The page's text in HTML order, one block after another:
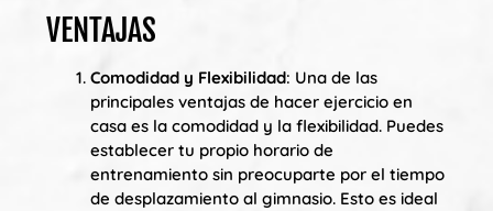
VENTAJAS
Comodidad y Flexibilidad: Una de las
principales ventajas de hacer ejercicio en
casa es la comodidad y la flexibilidad. Puedes
establecer tu propio horario de
entrenamiento sin preocuparte por el tiempo
de desplazamiento al gimnasio. Esto es ideal